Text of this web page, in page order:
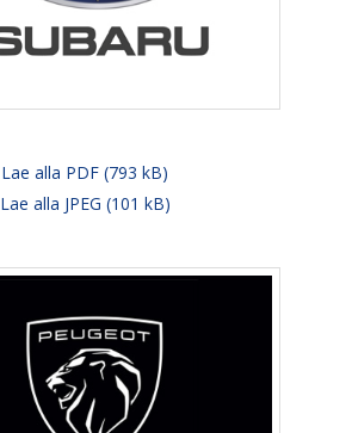
Lae alla PDF (793 kB)
Lae alla JPEG (101 kB)